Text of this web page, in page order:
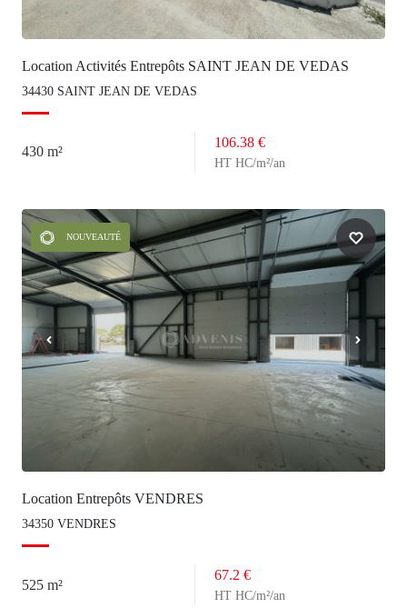
Location Activités Entrepôts SAINT JEAN DE VEDAS
34430 SAINT JEAN DE VEDAS
430 m²
106.38 €
HT HC/m²/an
NOUVEAUTÉ
Location Entrepôts VENDRES
34350 VENDRES
525 m²
67.2 €
HT HC/m²/an